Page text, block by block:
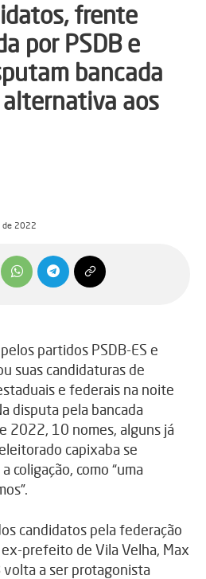
frente
por PSDB e
bancada
aos
de 2022
partidos PSDB-ES e
suas candidaturas de
e federais na noite
disputa pela bancada
2022, 10 nomes, alguns já
capixaba se
coligação, como “uma
candidatos pela federação
prefeito de Vila Velha, Max
volta a ser protagonista